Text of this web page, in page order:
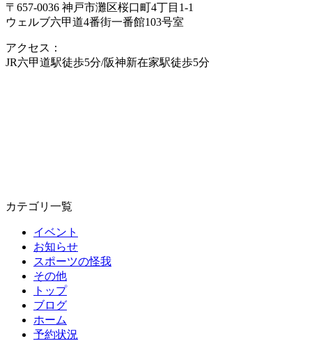
〒657-0036 神戸市灘区桜口町4丁目1-1
ウェルブ六甲道4番街一番館103号室
アクセス：
JR六甲道駅徒歩5分/阪神新在家駅徒歩5分
カテゴリ一覧
イベント
お知らせ
スポーツの怪我
その他
トップ
ブログ
ホーム
予約状況